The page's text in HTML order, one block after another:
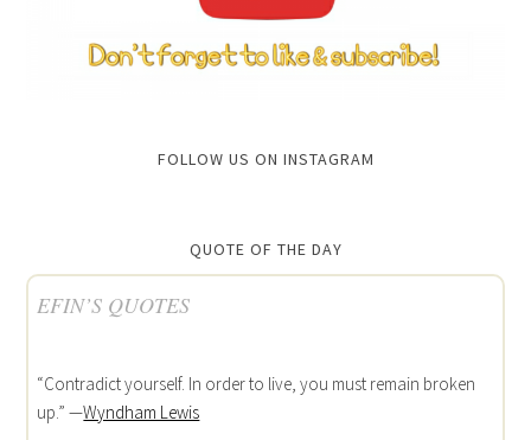
FOLLOW US ON INSTAGRAM
QUOTE OF THE DAY
EFIN’S QUOTES
“Contradict yourself. In order to live, you must remain broken
up.” —Wyndham Lewis